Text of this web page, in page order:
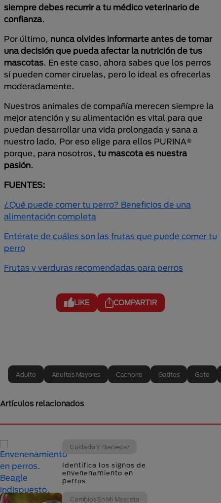
siempre debes recurrir a tu médico veterinario de
confianza.
Por último, nunca olvides informarte antes de tomar
una decisión que pueda afectar la nutrición de tus
mascotas. En este caso, ahora sabes que los perros
sí pueden comer ciruelas, pero lo ideal es ofrecerlas
moderadamente.
Nuestros animales de compañía merecen siempre la
mejor atención y su alimentación es vital para que
puedan desarrollar una vida prolongada y sana a
nuestro lado. Por eso elige para ellos PURINA®
porque, para nosotros, tu mascota es nuestra
pasión.
FUENTES:
¿Qué puede comer tu perro? Beneficios de una
alimentación completa
Entérate de cuáles son las frutas que puede comer tu
perro
Frutas y verduras recomendadas para perros
LIKE COMPARTIR
Adulto Adultos Mayores Cachorro Gatitos Gato
Artículos relacionados
Cuidado Y Bienestar
Identifica los signos de
envenenamiento en
perros
Cambios En Mi Mascota